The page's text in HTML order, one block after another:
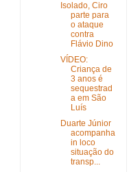
Isolado, Ciro
parte para
o ataque
contra
Flávio Dino
VÍDEO:
Criança de
3 anos é
sequestrad
a em São
Luís
Duarte Júnior
acompanha
in loco
situação do
transp...